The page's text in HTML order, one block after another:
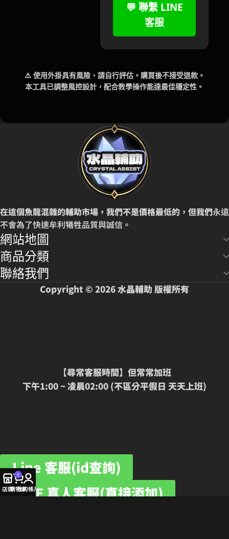
💬 聯繫 LINE
客服
⚠️ 使用外掛具有風險，請自行評估。購買後不接受退款。
本工具已調整風控設計，配合教學操作能達最佳穩定性。
在這個魚龍混雜的輔助市場，我們不是價格最低的，但我們永遠
不會為了快速牟利犧牲品質與誠信 。
網站地圖
商品分類
聯絡我們
Copyright © 2026 水晶輔助 版權所有
【尋常客服時間】但常常加班
下午1:00 ~ 凌晨02:00 (不區分平假日 天天上班)
Line 客服(id查詢)
LINE 真人客服(直接添加)
店鋪
0
購物車我的帳戶